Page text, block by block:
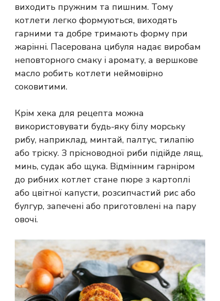
виходить пружним та пишним. Тому
котлети легко формуються, виходять
гарними та добре тримають форму при
жарінні. Пасерована цибуля надає виробам
неповторного смаку і аромату, а вершкове
масло робить котлети неймовірно
соковитими.
Крім хека для рецепта можна
використовувати будь-яку білу морську
рибу, наприклад, минтай, палтус, тилапію
або тріску. З прісноводної риби підійде лящ,
минь, судак або щука. Відмінним гарніром
до рибних котлет стане пюре з картоплі
або цвітної капусти, розсипчастий рис або
булгур, запечені або приготовлені на пару
овочі.